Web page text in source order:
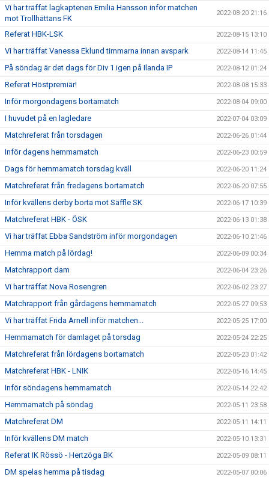
Vi har träffat lagkaptenen Emilia Hansson inför matchen
mot Trollhättans FK
2022-08-20 21:16
Referat HBK-LSK 2022-08-15 13:10
Vi har träffat Vanessa Eklund timmarna innan avspark 2022-08-14 11:45
På söndag är det dags för Div 1 igen på Ilanda IP 2022-08-12 01:24
Referat Höstpremiär! 2022-08-08 15:33
Inför morgondagens bortamatch 2022-08-04 09:00
I huvudet på en lagledare 2022-07-04 03:09
Matchreferat från torsdagen 2022-06-26 01:44
Inför dagens hemmamatch 2022-06-23 00:59
Dags för hemmamatch torsdag kväll 2022-06-20 11:24
Matchreferat från fredagens bortamatch 2022-06-20 07:55
Inför kvällens derby borta mot Säffle SK 2022-06-17 10:39
Matchreferat HBK - ÖSK 2022-06-13 01:38
Vi har träffat Ebba Sandström inför morgondagen 2022-06-10 21:46
Hemma match på lördag! 2022-06-09 00:34
Matchrapport dam 2022-06-04 23:26
Vi har träffat Nova Rosengren 2022-06-02 23:27
Matchrapport från gårdagens hemmamatch 2022-05-27 09:53
Vi har träffat Frida Arnell inför matchen... 2022-05-25 17:00
Hemmamatch för damlaget på torsdag 2022-05-24 22:25
Matchreferat från lördagens bortamatch 2022-05-23 01:42
Matchreferat HBK - LNIK 2022-05-16 14:45
Inför söndagens hemmamatch 2022-05-14 22:42
Hemmamatch på söndag 2022-05-11 23:58
Matchreferat DM 2022-05-11 14:11
Inför kvällens DM match 2022-05-10 13:31
Referat IK Rössö - Hertzöga BK 2022-05-09 08:11
DM spelas hemma på tisdag 2022-05-07 00:06